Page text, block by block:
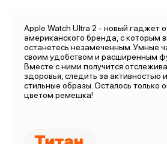
Apple Watch Ultra 2 - новый гаджет
американского бренда, с которым
останетесь незамеченным. Умные
своим удобством и расширенным
Вместе с ними получится
здоровья, следить за активностью
стильные образы. Осталось только
цветом ремешка!